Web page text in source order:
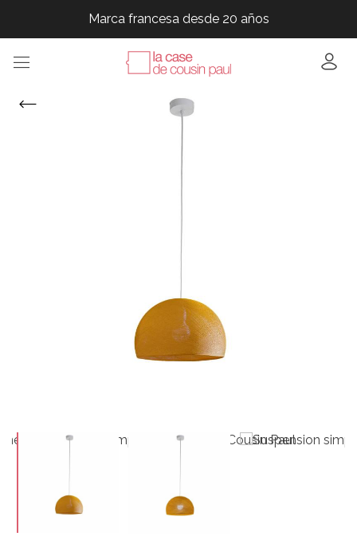
Marca francesa desde 20 años
Marca francesa desde 20 años
Marca francesa desde 20 años